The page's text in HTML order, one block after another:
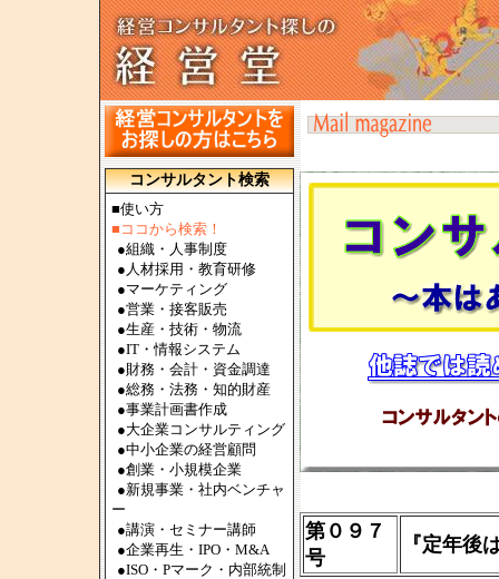
コンサルタント検索
■使い方
■ココから検索！
●組織・人事制度
● 人材採用・教育研修
●マーケティング
●営業・接客販売
●生産・技術・物流
●IT・情報システム
●財務・会計・資金調達
●総務・法務・知的財産
●事業計画書作成
●大企業コンサルティング
●中小企業の経営顧問
●創業・小規模企業
●新規事業・社内ベンチャ
ー
●講演・セミナー講師
●企業再生・IPO・M&A
●ISO・Pマーク・内部統制
第０９７
号
『定年後